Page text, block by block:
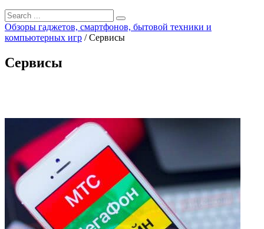
Обзоры гаджетов, смартфонов, бытовой техники и
компьютерных игр /Сервисы
Сервисы